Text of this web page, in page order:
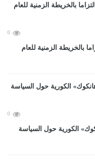
0
بالخريطة الزمنية للعام
0
الكورية حول السياسة